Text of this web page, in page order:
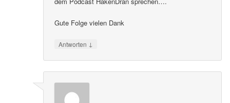
Gute Folge vielen Dank
Antworten ↓